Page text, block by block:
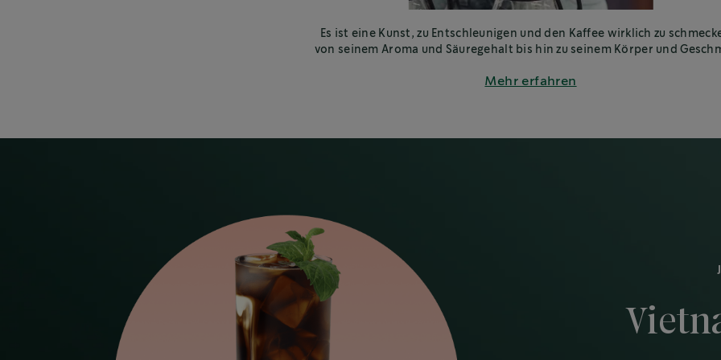
Es ist eine Kunst, zu Entschleunigen und den Kaffee wirklich zu
von seinem Aroma und Säuregehalt bis hin zu seinem Körper und
Mehr erfahren